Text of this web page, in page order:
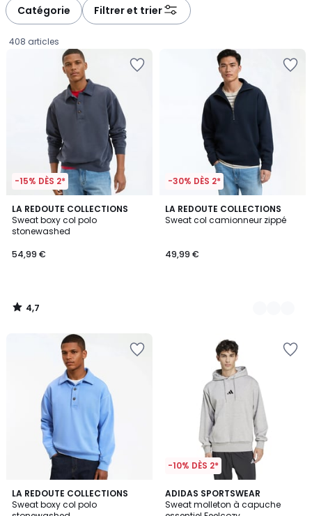
Catégorie Filtrer et trier
408 articles
-15% DÈS 2*
LA REDOUTE COLLECTIONS
Sweat boxy col polo
stonewashed
€.
54,99 €
4,7
/ 5
4,7
/
-30% DÈS 2*
LA REDOUTE COLLECTIONS
Sweat col camionneur zippé
49,99 €
2
Couleurs
LA REDOUTE COLLECTIONS
Sweat boxy col polo
4,7
/ 5
2
Couleurs
-10% DÈS 2*
ADIDAS SPORTSWEAR
Sweat molleton à capuche
4,6
/ 5
3
Couleurs